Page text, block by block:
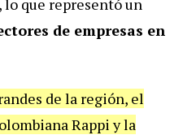
lo que representó un
de empresas en
de la región, el
Rappi y la